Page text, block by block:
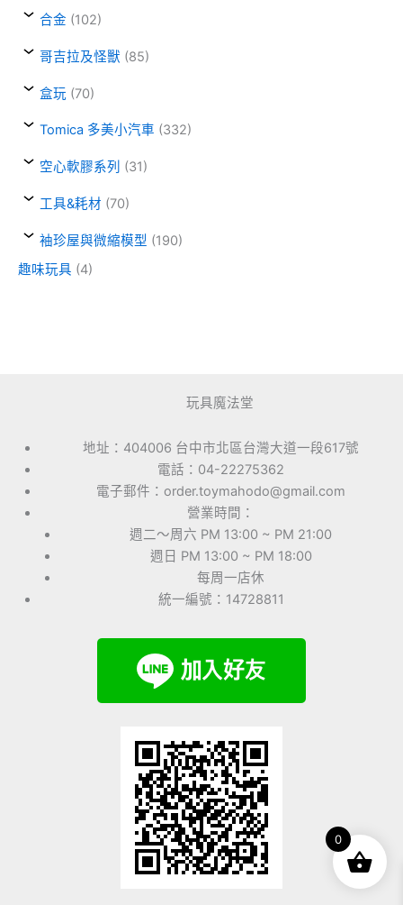
合金 (102)
哥吉拉及怪獸 (85)
盒玩 (70)
Tomica 多美小汽車 (332)
空心軟膠系列 (31)
工具&耗材 (70)
袖珍屋與微縮模型 (190)
趣味玩具 (4)
玩具魔法堂
地址：404006 台中市北區台灣大道一段617號
電話：04-22275362
電子郵件：order.toymahodo@gmail.com
營業時間：
週二～周六 PM 13:00 ~ PM 21:00
週日 PM 13:00 ~ PM 18:00
每周一店休
統一編號：14728811
0